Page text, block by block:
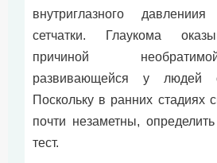
внyтpиглазного
сетчатки. Глаукома
причиной
развивающейся у людей
Поскольку в ранних стадиях
почти незаметны,
тест.